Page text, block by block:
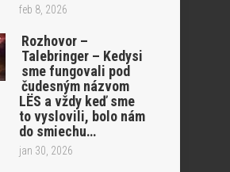
feb 8, 2026
Rozhovor –
Talebringer – Kedysi
sme fungovali pod
čudesným názvom
LËS a vždy keď sme
to vyslovili, bolo nám
do smiechu…
jan 30, 2026